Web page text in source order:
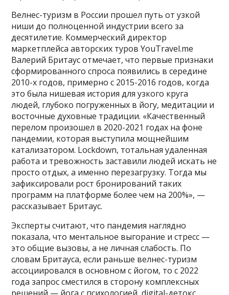
Велнес-туризм в России прошел путь от узкой
ниши до полноценной индустрии всего за
десятилетие. Коммерческий директор
маркетплейса авторских туров YouTravel.me
Валерий Бритаус отмечает, что первые признаки
сформированного спроса появились в середине
2010-х годов, примерно с 2015-2016 годов, когда
это была нишевая история для узкого круга
людей, глубоко погруженных в йогу, медитации и
восточные духовные традиции. «Качественный
перелом произошел в 2020-2021 годах на фоне
пандемии, которая выступила мощнейшим
катализатором. Lockdown, тотальная удаленная
работа и тревожность заставили людей искать не
просто отдых, а именно перезагрузку. Тогда мы
зафиксировали рост бронирований таких
программ на платформе более чем на 200%», —
рассказывает Бритаус.
Эксперты считают, что пандемия наглядно
показала, что ментальное выгорание и стресс —
это общие вызовы, а не личная слабость. По
словам Бритауса, если раньше велнес-туризм
ассоциировался в основном с йогом, то с 2022
года запрос сместился в сторону комплексных